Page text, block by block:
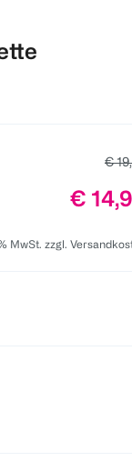
€
Preis:
€
MwSt. zzgl.